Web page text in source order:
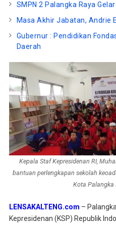
SMPN 2 Palangka Raya
Masa Akhir Jabatan, Andrie
Gubernur : Pendidikan
Daerah
Kepala Staf Kepresidenan RI,
bantuan perlengkapan sekolah
Kota Palangka
LENSAKALTENG.com –
Kepresidenan (KSP) Republik